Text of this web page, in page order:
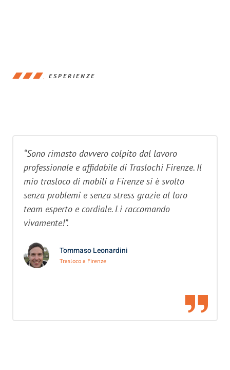
ESPERIENZE
“Sono rimasto davvero colpito dal lavoro
professionale e affidabile di Traslochi Firenze. Il
mio trasloco di mobili a Firenze si è svolto
senza problemi e senza stress grazie al loro
team esperto e cordiale. Li raccomando
vivamente!”.
Tommaso Leonardini
Trasloco a Firenze